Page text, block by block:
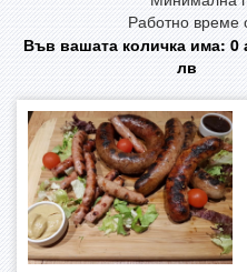
Работно време
Във вашата количка има:0
лв